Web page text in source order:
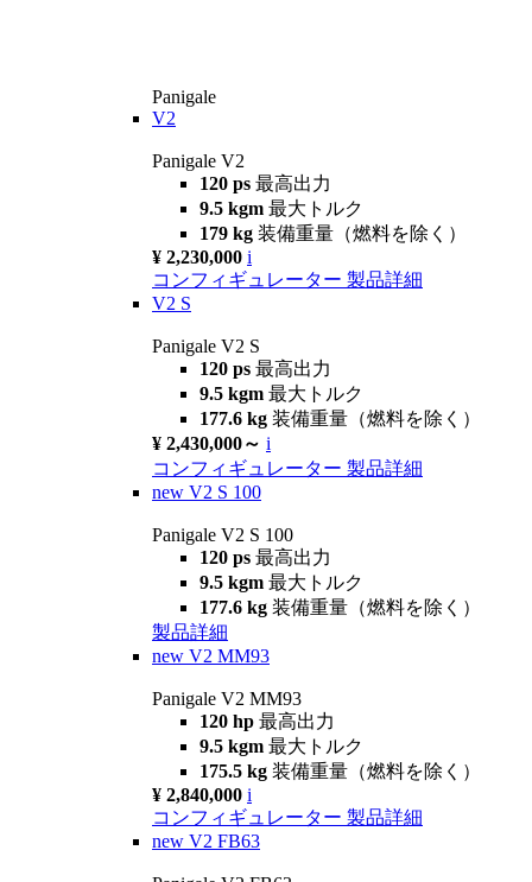
Panigale
V2
Panigale V2
120 ps 最高出力
9.5 kgm 最大トルク
179 kg 装備重量（燃料を除く）
¥ 2,230,000 i
コンフィギュレーター 製品詳細
V2 S
Panigale V2 S
120 ps 最高出力
9.5 kgm 最大トルク
177.6 kg 装備重量（燃料を除く）
¥ 2,430,000～ i
コンフィギュレーター 製品詳細
new V2 S 100
Panigale V2 S 100
120 ps 最高出力
9.5 kgm 最大トルク
177.6 kg 装備重量（燃料を除く）
製品詳細
new V2 MM93
Panigale V2 MM93
120 hp 最高出力
9.5 kgm 最大トルク
175.5 kg 装備重量（燃料を除く）
¥ 2,840,000 i
コンフィギュレーター 製品詳細
new V2 FB63